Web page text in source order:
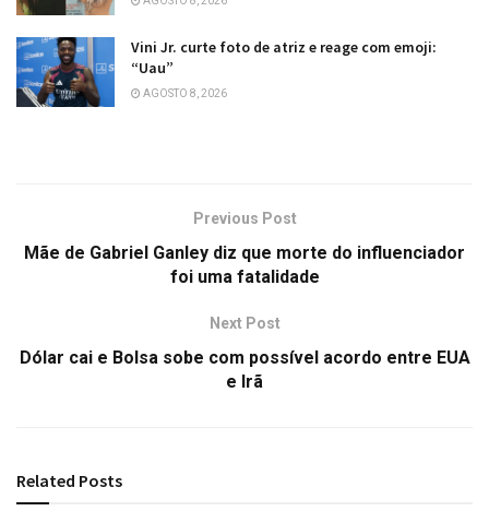
Vini Jr. curte foto de atriz e reage com emoji:
“Uau”
AGOSTO 8, 2026
Previous Post
Mãe de Gabriel Ganley diz que morte do influenciador
foi uma fatalidade
Next Post
Dólar cai e Bolsa sobe com possível acordo entre EUA
e Irã
Related Posts